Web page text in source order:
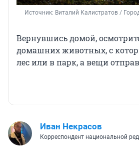
Источник: Виталий Калистратов /
Вернувшись домой,
домашних животных, с
лес или в парк, а вещи
Иван Некрасов
Корреспондент национальной